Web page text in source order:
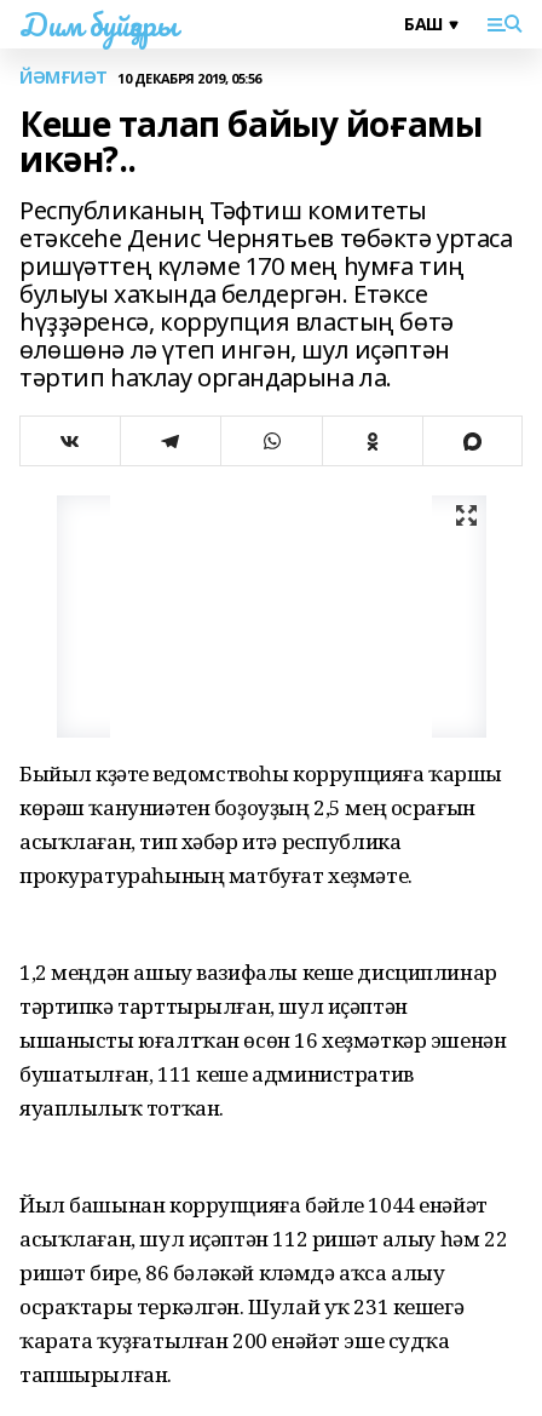
Дим буйҙары
ЙӘМҒИӘТ 10 ДЕКАБРЯ 2019, 05:56
Кеше талап байыу йоғамы
икән?..
Республиканың Тәфтиш комитеты
етәксеһе Денис Чернятьев төбәктә уртаса
ришүәттең күләме 170 мең һумға тиң
булыуы хаҡында белдергән. Етәксе
һүҙҙәренсә, коррупция властың бөтә
өлөшөнә лә үтеп ингән, шул иҫәптән
тәртип һаҡлау органдарына ла.
Быйыл күҙәтеү ведомствоһы коррупцияға ҡаршы
көрәш ҡануниәтен боҙоуҙың 2,5 мең осрағын
асыҡлаған, тип хәбәр итә республика
прокуратураһының матбуғат хеҙмәте.
1,2 меңдән ашыу вазифалы кеше дисциплинар
тәртипкә тарттырылған, шул иҫәптән
ышанысты юғалтҡан өсөн 16 хеҙмәткәр эшенән
бушатылған, 111 кеше административ
яуаплылыҡ тотҡан.
Йыл башынан коррупцияға бәйле 1044 енәйәт
асыҡлаған, шул иҫәптән 112 ришүәт алыу һәм 22
ришүәт биреү, 86 бәләкәй күләмдә аҡса алыу
осраҡтары теркәлгән. Шулай уҡ 231 кешегә
ҡарата ҡуҙғатылған 200 енәйәт эше судҡа
тапшырылған.